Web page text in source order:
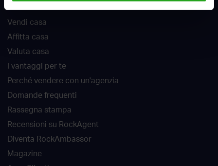
Vendi casa
Affitta casa
Valuta casa
I vantaggi per te
Perché vendere con un'agenzia
Domande frequenti
Rassegna stampa
Recensioni su RockAgent
Diventa RockAmbassor
Magazine